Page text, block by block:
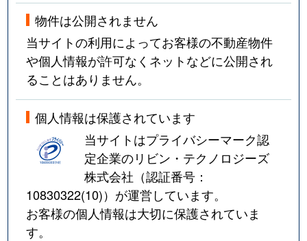
物件は公開されません
当サイトの利用によってお客様の不動産物件
や個人情報が許可なくネットなどに公開され
ることはありません。
個人情報は保護されています
当サイトはプライバシーマーク認
定企業のリビン・テクノロジーズ
株式会社（認証番号：
10830322(10)）が運営しています。
お客様の個人情報は大切に保護されていま
す。